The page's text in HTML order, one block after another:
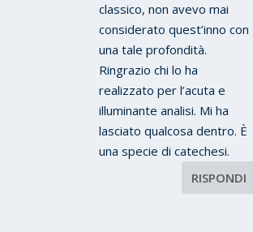
classico, non avevo mai
considerato quest’inno con
una tale profondità.
Ringrazio chi lo ha
realizzato per l’acuta e
illuminante analisi. Mi ha
lasciato qualcosa dentro. È
una specie di catechesi.
RISPONDI